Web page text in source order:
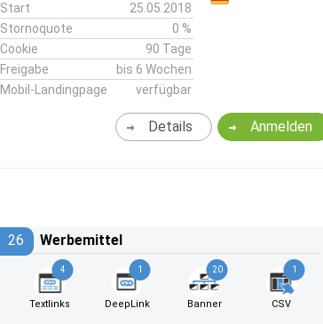
Start
25.05.2018
Stornoquote
0 %
Cookie
90 Tage
Freigabe
bis 6 Wochen
Mobil-Landingpage
verfügbar
Anmelden
Details
26 Werbemittel
4
Textlinks
1
DeepLink
20
Banner
1
CSV